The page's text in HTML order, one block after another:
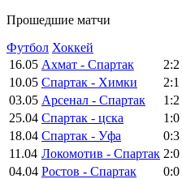
Прошедшие матчи
Футбол Хоккей
16.05 Ахмат - Спартак 2:2
10.05 Спартак - Химки 2:1
03.05 Арсенал - Спартак 1:2
25.04 Спартак - цска 1:0
18.04 Спартак - Уфа 0:3
11.04 Локомотив - Спартак 2:0
04.04 Ростов - Спартак 0:0